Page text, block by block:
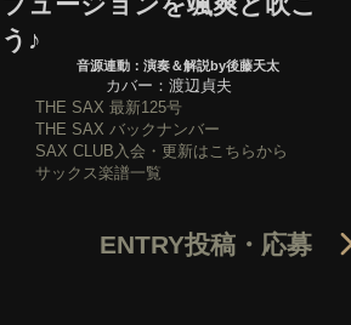
う♪
音源連動：演奏＆解説by後藤天太
カバー：渡辺貞夫
THE SAX 最新125号
THE SAX バックナンバー
SAX CLUB入会・更新はこちらから
サックス楽譜一覧
ENTRY投稿・応募